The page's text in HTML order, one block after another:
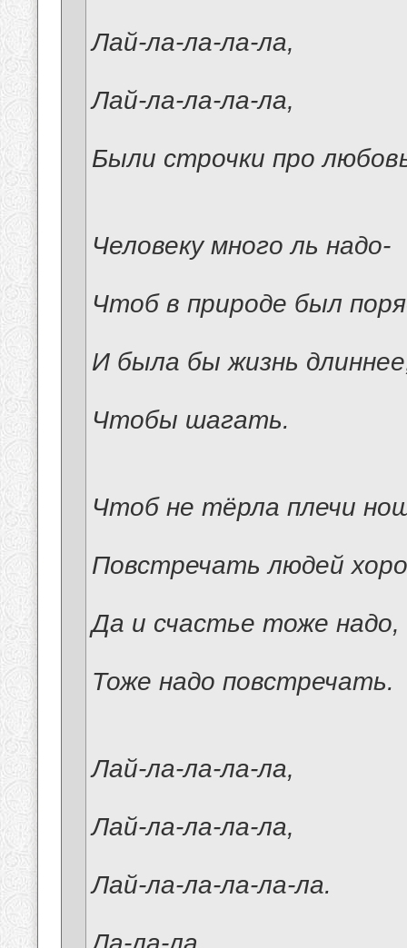
Лай-ла-ла-ла-ла,
Лай-ла-ла-ла-ла,
Были строчки про
Человеку много ль надо-
Чтоб в природе был
И была бы жизнь
Чтобы шагать.
Чтоб не тёрла плечи
Повстречать людей
Да и счастье тоже надо,
Тоже надо повстречать.
Лай-ла-ла-ла-ла,
Лай-ла-ла-ла-ла,
Лай-ла-ла-ла-ла-ла.